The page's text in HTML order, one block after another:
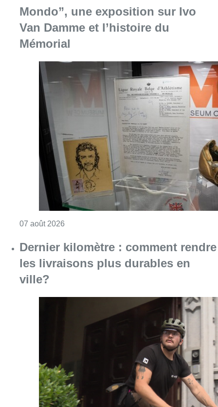
07 août 2026 Consulter l'article "Mémorial Van Damme:
Dernier kilomètre : comment rendre
les livraisons plus durables en
ville?
Consulter l'article "Dernier kilomètre :
“La tactique doit être claire, c’est le
plus important”: Mark van Bommel
dévoile sa philosophie pour les